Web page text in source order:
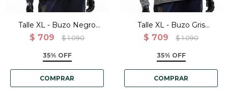
Talle XL - Buzo Negro
Deportivo Ligero Con
$ 709 $ 1.090
35% OFF
Talle XL - Buzo Gris
Deportivo Ligero Con
$ 709 $ 1.090
35% OFF